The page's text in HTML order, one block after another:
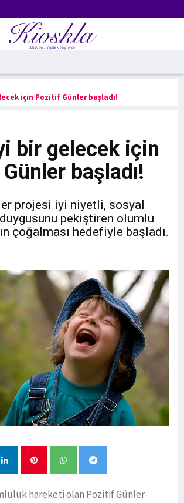
için Pozitif Günler başladı!
bir gelecek için
başladı!
projesi iyi niyetli, sosyal
pekiştiren olumlu
çoğalması hedefiyle başladı.
hareketi olan Pozitif Günler